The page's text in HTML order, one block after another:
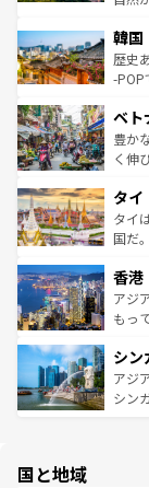
ワイを、
はコ
いる
ビン
い。
参照
ン）
と山
驚き
容に
照し
韓国
歴史
-POP
き、
でき
まで
リテ
覧を
ベト
豊か
く伸
急速
ーチ
醸し
とつ
ひ現
が旅
参照
タイ
タイ
国だ
の活
帯で
いビ
激す
が待
た文
香港
アジ
もっ
み、
てお
うな
シン
アジ
シン
国と地域